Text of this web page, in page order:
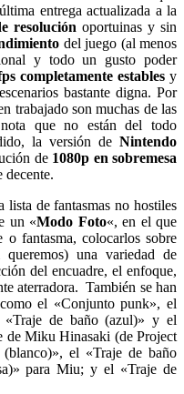
entrega actualizada a la
resolución oportuinas y sin
del juego (al menos
y todo un gusto poder
completamente estables y
bastante digna. Por
trabajado son muchas de las
que no están del todo
la versión de Nintendo
de 1080p en sobremesa
decente.
lista de fantasmas no hostiles
un «Modo Foto«, en el que
o fantasma, colocarlos sobre
una variedad de
del encuadre, el enfoque,
aterradora. También se han
el «Conjunto punk», el
de baño (azul)» y el
de Miku Hinasaki (de Project
el «Traje de baño
para Miu; y el «Traje de